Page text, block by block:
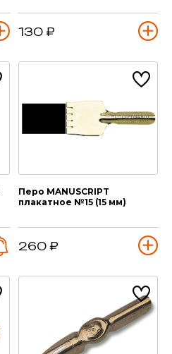
130 ₽
Перо MANUSCRIPT
плакатное №15 (15 мм)
260 ₽